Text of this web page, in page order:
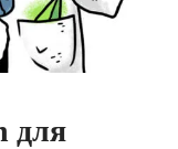
для